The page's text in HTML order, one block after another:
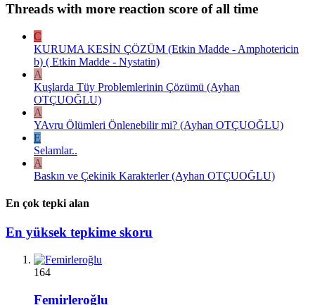
Threads with more reaction score of all time
C
KURUMA KESİN ÇÖZÜM (Etkin Madde - Amphotericin
b) ( Etkin Madde - Nystatin)
A
Kuşlarda Tüy Problemlerinin Çözümü (Ayhan
OTÇUOĞLU)
A
YAvru Ölümleri Önlenebilir mi? (Ayhan OTÇUOĞLU)
E
Selamlar..
A
Baskın ve Çekinik Karakterler (Ayhan OTÇUOĞLU)
En çok tepki alan
En yüksek tepkime skoru
164
Femirleroğlu